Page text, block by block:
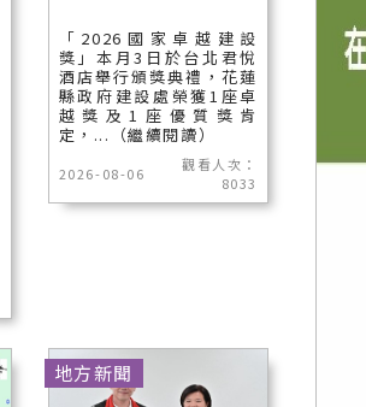
「2026國家卓越建設
獎」本月3日於台北君悅
酒店舉行頒獎典禮，花蓮
縣政府建設處榮獲1座卓
越獎及1座優質獎肯
定，...（繼續閱讀）
2026-08-06
觀看人次：
8033
地方新聞